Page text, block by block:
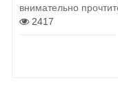
внимательно
2417